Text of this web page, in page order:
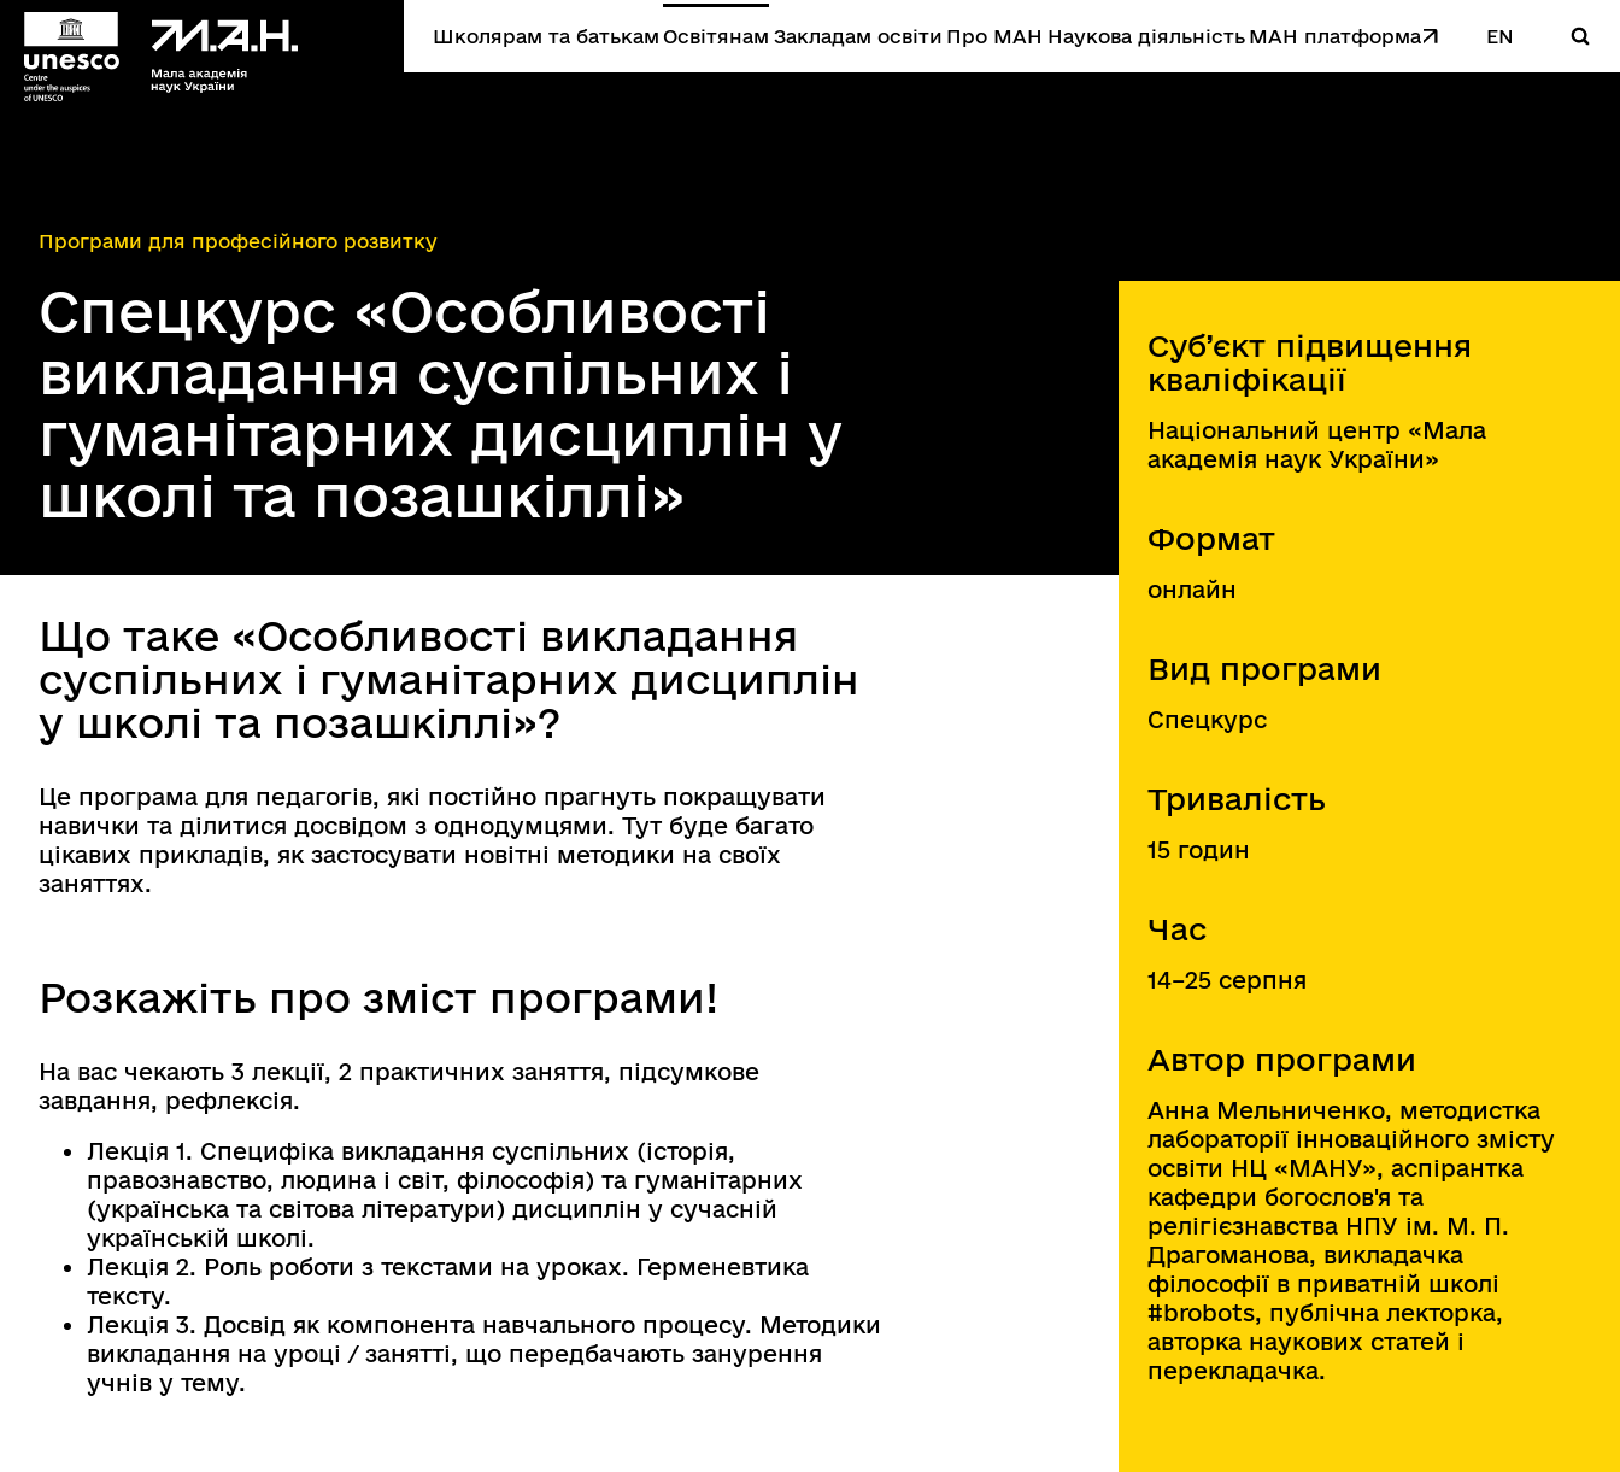
Школярам та батькам Освітянам Закладам освіти Про МАН Наукова діяльність MAН платформа EN
Програми для професійного розвитку
Спецкурс «Особливості
викладання суспільних і
гуманітарних дисциплін у
школі та позашкіллі»
Суб’єкт підвищення
кваліфікації
Національний центр «Мала
академія наук України»
Формат
онлайн
Вид програми
Спецкурс
Тривалість
15 годин
Час
14–25 серпня
Автор програми
Анна Мельниченко, методистка
лабораторії інноваційного змісту
освіти НЦ «МАНУ», аспірантка
кафедри богослов'я та
релігієзнавства НПУ ім. М. П.
Драгоманова, викладачка
філософії в приватній школі
#brobots, публічна лекторка,
авторка наукових статей і
перекладачка.
Що таке «Особливості викладання
суспільних і гуманітарних дисциплін
у школі та позашкіллі»?
Це програма для педагогів, які постійно прагнуть покращувати
навички та ділитися досвідом з однодумцями. Тут буде багато
цікавих прикладів, як застосувати новітні методики на своїх
заняттях.
Розкажіть про зміст програми!
На вас чекають 3 лекції, 2 практичних заняття, підсумкове
завдання, рефлексія.
Лекція 1. Специфіка викладання суспільних (історія,
правознавство, людина і світ, філософія) та гуманітарних
(українська та світова літератури) дисциплін у сучасній
українській школі.
Лекція 2. Роль роботи з текстами на уроках. Герменевтика
тексту.
Лекція 3. Досвід як компонента навчального процесу. Методики
викладання на уроці / занятті, що передбачають занурення
учнів у тему.